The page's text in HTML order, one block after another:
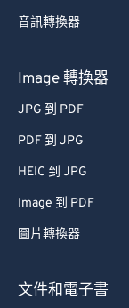
音訊轉換器
Image 轉換器
JPG 到 PDF
PDF 到 JPG
HEIC 到 JPG
Image 到 PDF
圖片轉換器
文件和電子書